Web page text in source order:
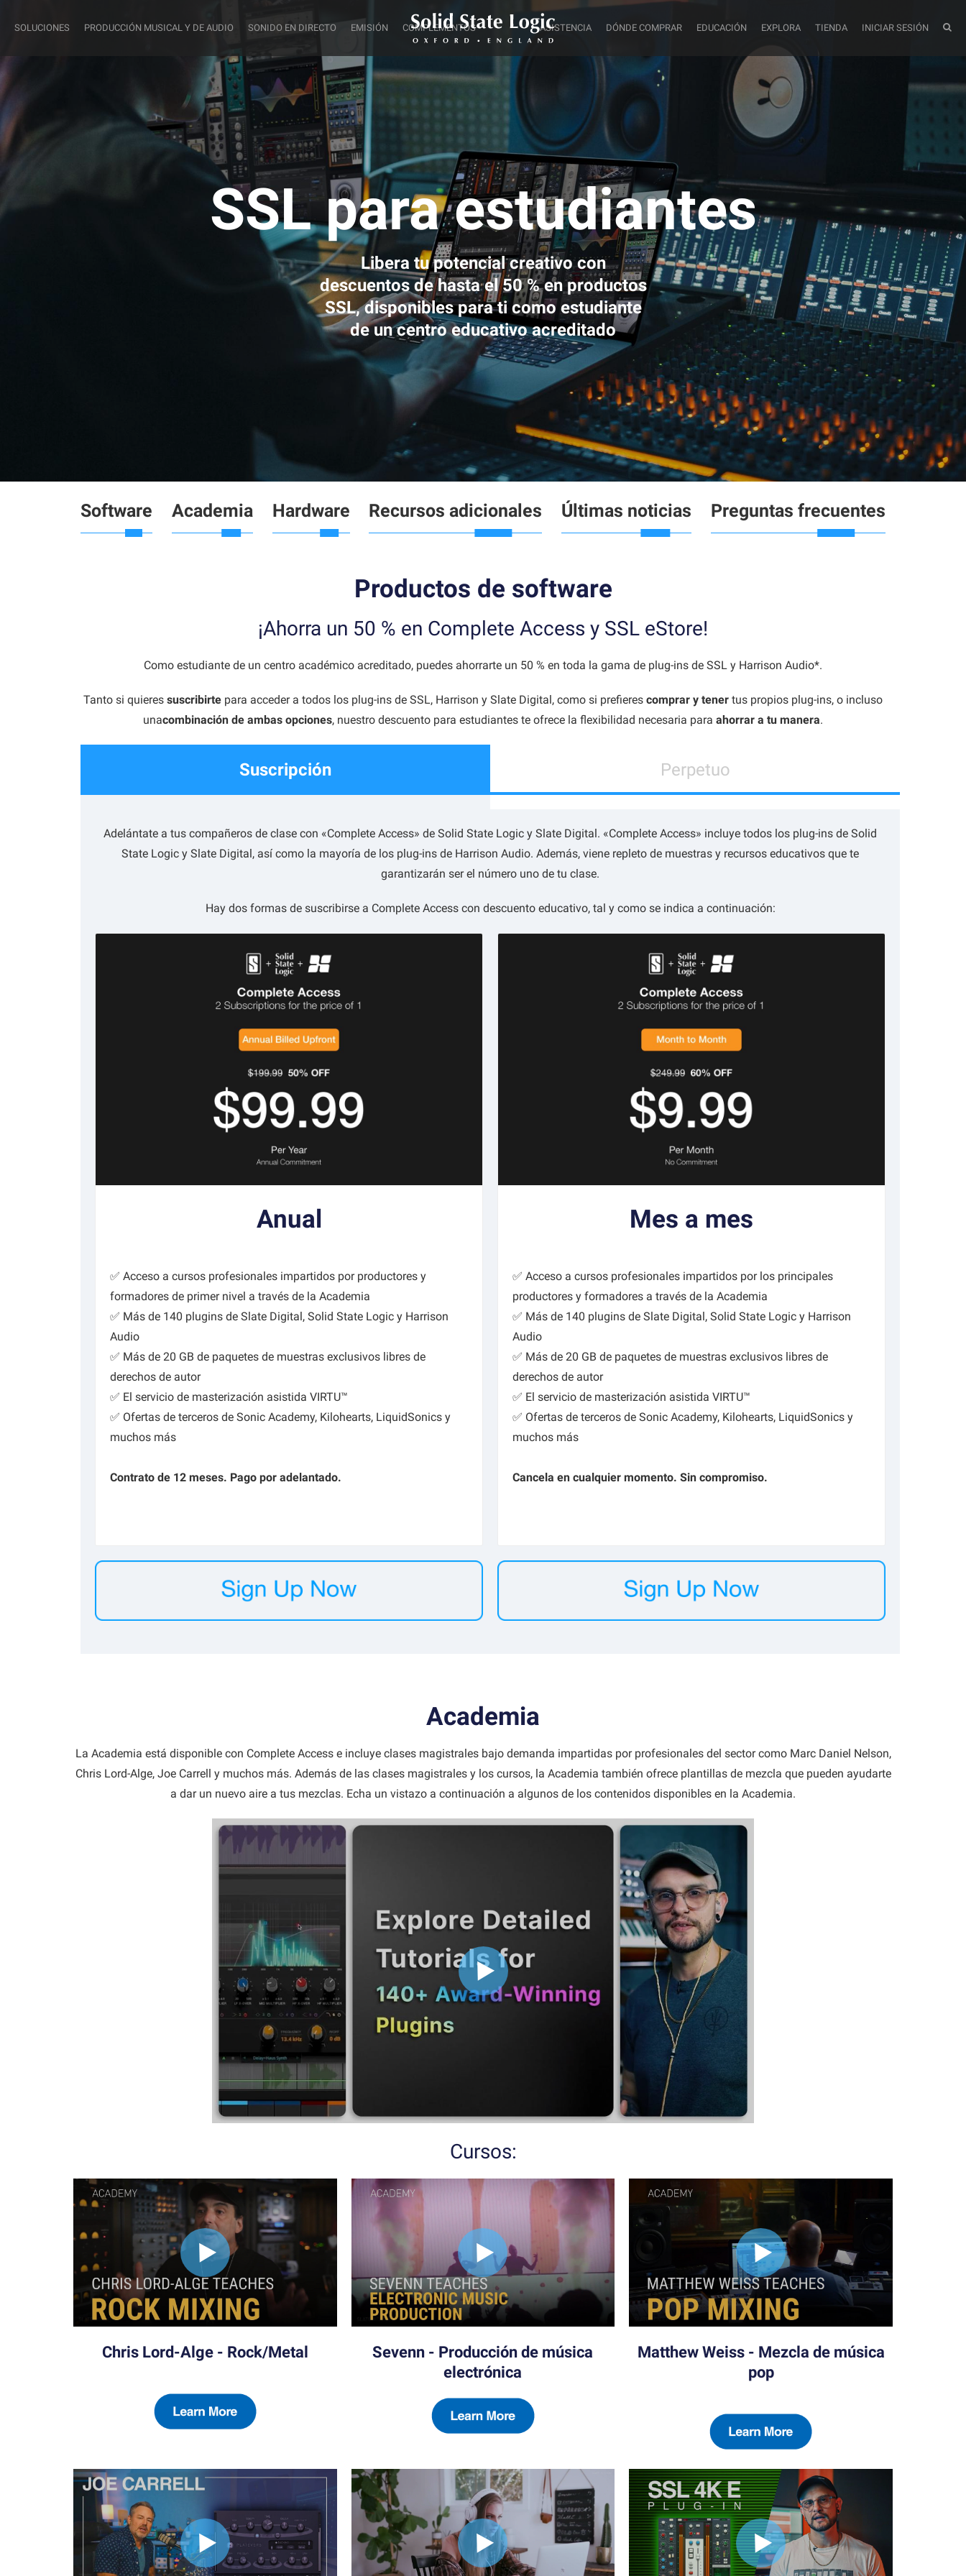
SOLUCIONES PRODUCCIÓN MUSICAL Y DE AUDIO SONIDO EN DIRECTO EMISIÓN COMPLEMENTOS ASISTENCIA DÓNDE COMPRAR EDUCACIÓN EXPLORA TIENDA INICIAR SESIÓN
SSL para estudiantes
Libera tu potencial creativo con
descuentos de hasta el 50 % en productos
SSL, disponibles para ti como estudiante
de un centro educativo acreditado
Software Academia Hardware Recursos adicionales Últimas noticias Preguntas frecuentes
Productos de software
¡Ahorra un 50 % en Complete Access y SSL eStore!
Como estudiante de un centro académico acreditado, puedes ahorrarte un 50 % en toda la gama de plug-ins de SSL y Harrison Audio*.
Tanto si quieres suscribirte para acceder a todos los plug-ins de SSL, Harrison y Slate Digital, como si prefieres comprar y tener tus propios plug-ins, o incluso
unacombinación de ambas opciones, nuestro descuento para estudiantes te ofrece la flexibilidad necesaria para ahorrar a tu manera.
Suscripción Perpetuo
Adelántate a tus compañeros de clase con «Complete Access» de Solid State Logic y Slate Digital. «Complete Access» incluye todos los plug-ins de Solid
State Logic y Slate Digital, así como la mayoría de los plug-ins de Harrison Audio. Además, viene repleto de muestras y recursos educativos que te
garantizarán ser el número uno de tu clase.
Hay dos formas de suscribirse a Complete Access con descuento educativo, tal y como se indica a continuación:
Anual
✅ Acceso a cursos profesionales impartidos por productores y
formadores de primer nivel a través de la Academia
✅ Más de 140 plugins de Slate Digital, Solid State Logic y Harrison
Audio
✅ Más de 20 GB de paquetes de muestras exclusivos libres de
derechos de autor
✅ El servicio de masterización asistida VIRTU™
✅ Ofertas de terceros de Sonic Academy, Kilohearts, LiquidSonics y
muchos más
Contrato de 12 meses. Pago por adelantado.
Mes a mes
✅ Acceso a cursos profesionales impartidos por los principales
productores y formadores a través de la Academia
✅ Más de 140 plugins de Slate Digital, Solid State Logic y Harrison
Audio
✅ Más de 20 GB de paquetes de muestras exclusivos libres de
derechos de autor
✅ El servicio de masterización asistida VIRTU™
✅ Ofertas de terceros de Sonic Academy, Kilohearts, LiquidSonics y
muchos más
Cancela en cualquier momento. Sin compromiso.
Academia
La Academia está disponible con Complete Access e incluye clases magistrales bajo demanda impartidas por profesionales del sector como Marc Daniel Nelson,
Chris Lord-Alge, Joe Carrell y muchos más. Además de las clases magistrales y los cursos, la Academia también ofrece plantillas de mezcla que pueden ayudarte
a dar un nuevo aire a tus mezclas. Echa un vistazo a continuación a algunos de los contenidos disponibles en la Academia.
Cursos:
Chris Lord-Alge - Rock/Metal
Sevenn - Producción de música
electrónica
Matthew Weiss - Mezcla de música
pop